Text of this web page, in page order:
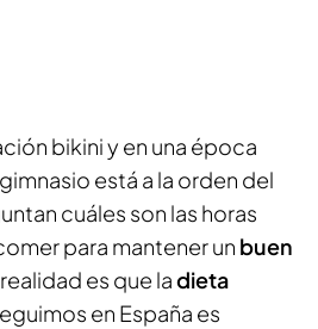
bikini y en una época
está a la orden del
cuáles son las horas
para mantener un buen
es que ladieta
en España es